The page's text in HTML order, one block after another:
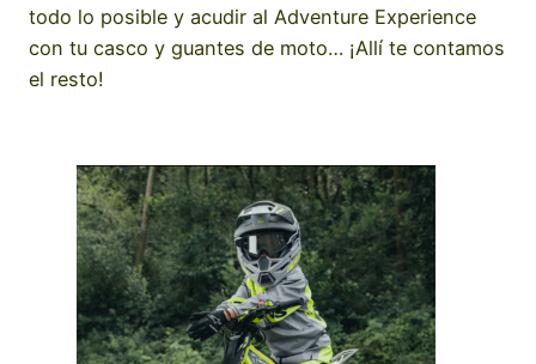
todo lo posible y acudir al Adventure Experience
con tu casco y guantes de moto… ¡Allí te contamos
el resto!